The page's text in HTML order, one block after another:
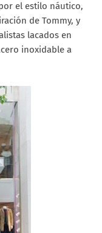
el estilo náutico,
de Tommy, y
lacados en
inoxidable a